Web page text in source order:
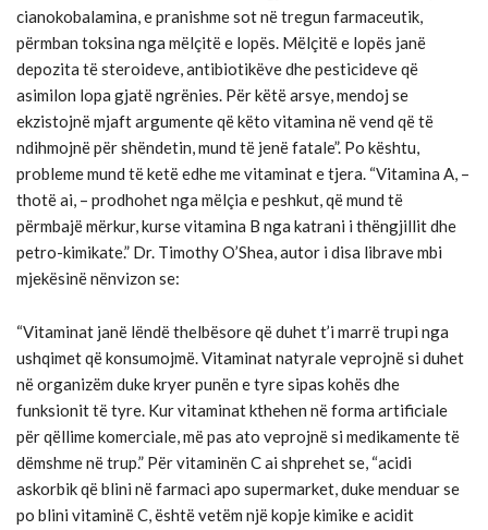
cianokobalamina, e pranishme sot në tregun farmaceutik,
përmban toksina nga mëlçitë e lopës. Mëlçitë e lopës janë
depozita të steroideve, antibiotikëve dhe pesticideve që
asimilon lopa gjatë ngrënies. Për këtë arsye, mendoj se
ekzistojnë mjaft argumente që këto vitamina në vend që të
ndihmojnë për shëndetin, mund të jenë fatale”. Po kështu,
probleme mund të ketë edhe me vitaminat e tjera. “Vitamina A, –
thotë ai, – prodhohet nga mëlçia e peshkut, që mund të
përmbajë mërkur, kurse vitamina B nga katrani i thëngjillit dhe
petro-kimikate.” Dr. Timothy O’Shea, autor i disa librave mbi
mjekësinë nënvizon se:
“Vitaminat janë lëndë thelbësore që duhet t’i marrë trupi nga
ushqimet që konsumojmë. Vitaminat natyrale veprojnë si duhet
në organizëm duke kryer punën e tyre sipas kohës dhe
funksionit të tyre. Kur vitaminat kthehen në forma artificiale
për qëllime komerciale, më pas ato veprojnë si medikamente të
dëmshme në trup.” Për vitaminën C ai shprehet se, “acidi
askorbik që blini në farmaci apo supermarket, duke menduar se
po blini vitaminë C, është vetëm një kopje kimike e acidit